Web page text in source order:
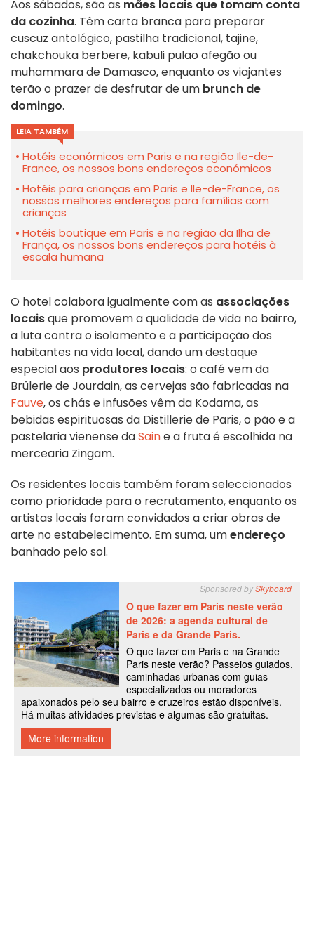
Aos sábados, são as mães locais que tomam conta
da cozinha. Têm carta branca para preparar
cuscuz antológico, pastilha tradicional, tajine,
chakchouka berbere, kabuli pulao afegão ou
muhammara de Damasco, enquanto os viajantes
terão o prazer de desfrutar de um brunch de
domingo.
LEIA TAMBÉM
Hotéis económicos em Paris e na região Ile-de-
France, os nossos bons endereços económicos
Hotéis para crianças em Paris e Ile-de-France, os
nossos melhores endereços para famílias com
crianças
Hotéis boutique em Paris e na região da Ilha de
França, os nossos bons endereços para hotéis à
escala humana
O hotel colabora igualmente com as associações
locaisque promovem a qualidade de vida no bairro,
a luta contra o isolamento e a participação dos
habitantes na vida local, dando um destaque
especial aos produtores locais: o café vem da
Brûlerie de Jourdain, as cervejas são fabricadas na
Fauve, os chás e infusões vêm da Kodama, as
bebidas espirituosas da Distillerie de Paris, o pão e a
pastelaria vienense daSaine a fruta é escolhida na
mercearia Zingam.
Os residentes locais também foram seleccionados
como prioridade para o recrutamento, enquanto os
artistas locais foram convidados a criar obras de
arte no estabelecimento. Em suma, umendereço
banhado pelo sol.